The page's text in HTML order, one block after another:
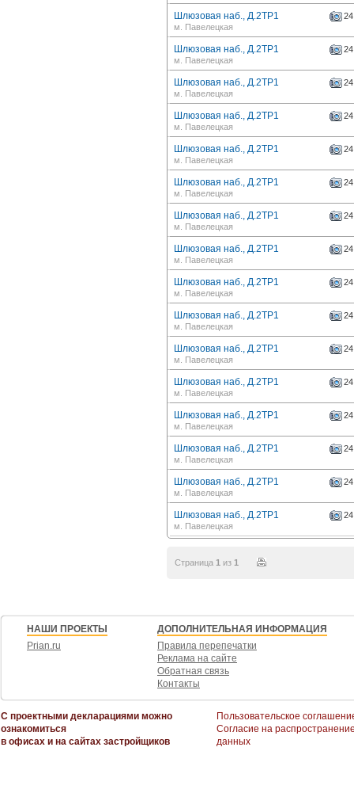
Шлюзовая наб., Д.2ТР1
24
м. Павелецкая
Шлюзовая наб., Д.2ТР1
24
м. Павелецкая
Шлюзовая наб., Д.2ТР1
24
м. Павелецкая
Шлюзовая наб., Д.2ТР1
24
м. Павелецкая
Шлюзовая наб., Д.2ТР1
24
м. Павелецкая
Шлюзовая наб., Д.2ТР1
24
м. Павелецкая
Шлюзовая наб., Д.2ТР1
24
м. Павелецкая
Шлюзовая наб., Д.2ТР1
24
м. Павелецкая
Шлюзовая наб., Д.2ТР1
24
м. Павелецкая
Шлюзовая наб., Д.2ТР1
24
м. Павелецкая
Шлюзовая наб., Д.2ТР1
24
м. Павелецкая
Шлюзовая наб., Д.2ТР1
24
м. Павелецкая
Шлюзовая наб., Д.2ТР1
24
м. Павелецкая
Шлюзовая наб., Д.2ТР1
24
м. Павелецкая
Шлюзовая наб., Д.2ТР1
24
м. Павелецкая
Шлюзовая наб., Д.2ТР1
24
м. Павелецкая
Страница 1 из 1
НАШИ ПРОЕКТЫ
Prian.ru
ДОПОЛНИТЕЛЬНАЯ ИНФОРМАЦИЯ
Правила перепечатки
Реклама на сайте
Обратная связь
Контакты
С проектными декларациями можно
ознакомиться
в офисах и на сайтах застройщиков
Пользовательское
Согласие на
данных